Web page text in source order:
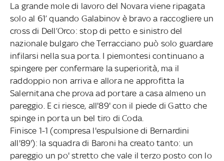
La grande mole di lavoro del Novara viene ripagata
solo al 61’ quando Galabinov è bravo a raccogliere un
cross di Dell’Orco: stop di petto e sinistro del
nazionale bulgaro che Terracciano può solo guardare
infilarsi nella sua porta. I piemontesi continuano a
spingere per confermare la superiorità, ma il
raddoppio non arriva e allora ne approfitta la
Salernitana che prova ad portare a casa almeno un
pareggio. E ci riesce, all'89' con il piede di Gatto che
spinge in porta un bel tiro di Coda.
Finisce 1-1 (compresa l'espulsione di Bernardini
all'89'): la squadra di Baroni ha creato tanto: un
pareggio un po' stretto che vale il terzo posto con lo